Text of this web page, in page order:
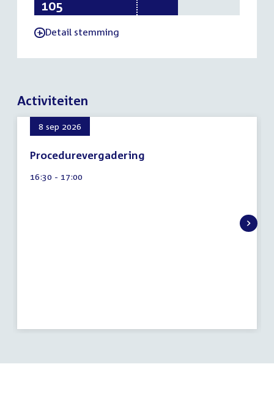
-Detail stemming
Activiteiten
8 sep 2026
Procedurevergadering
augustus
Tijd
16:30 - 17:00